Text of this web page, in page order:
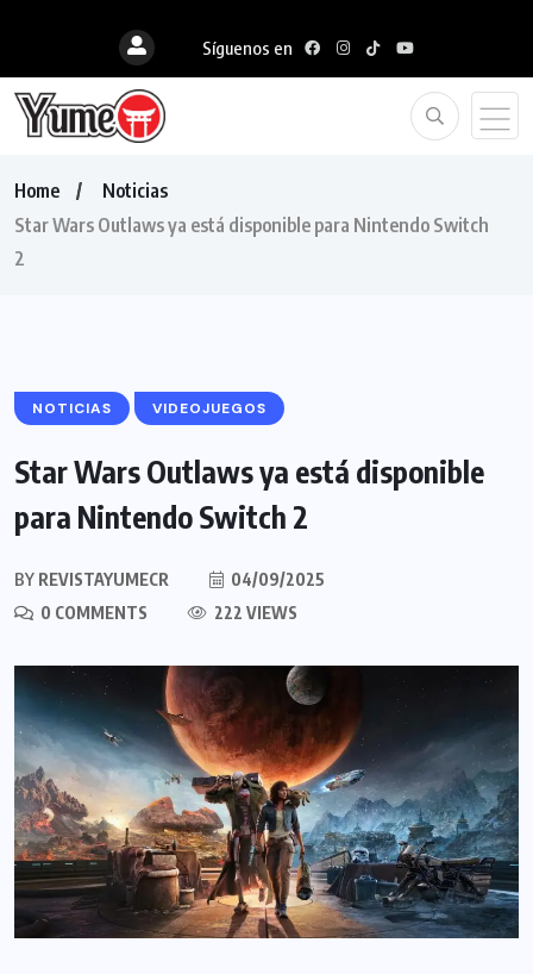
Síguenos en
Home
Noticias
Star Wars Outlaws ya está disponible para Nintendo Switch
2
NOTICIAS VIDEOJUEGOS
Star Wars Outlaws ya está disponible
para Nintendo Switch 2
BY REVISTAYUMECR
04/09/2025
0 COMMENTS
222 VIEWS